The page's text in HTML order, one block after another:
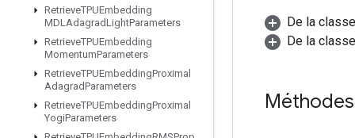
RetrieveTPUEmbedding
MDLAdagradLightParameters
RetrieveTPUEmbedding
MomentumParameters
RetrieveTPUEmbeddingProximal
AdagradParameters
RetrieveTPUEmbeddingProximal
YogiParameters
De la classe
De la